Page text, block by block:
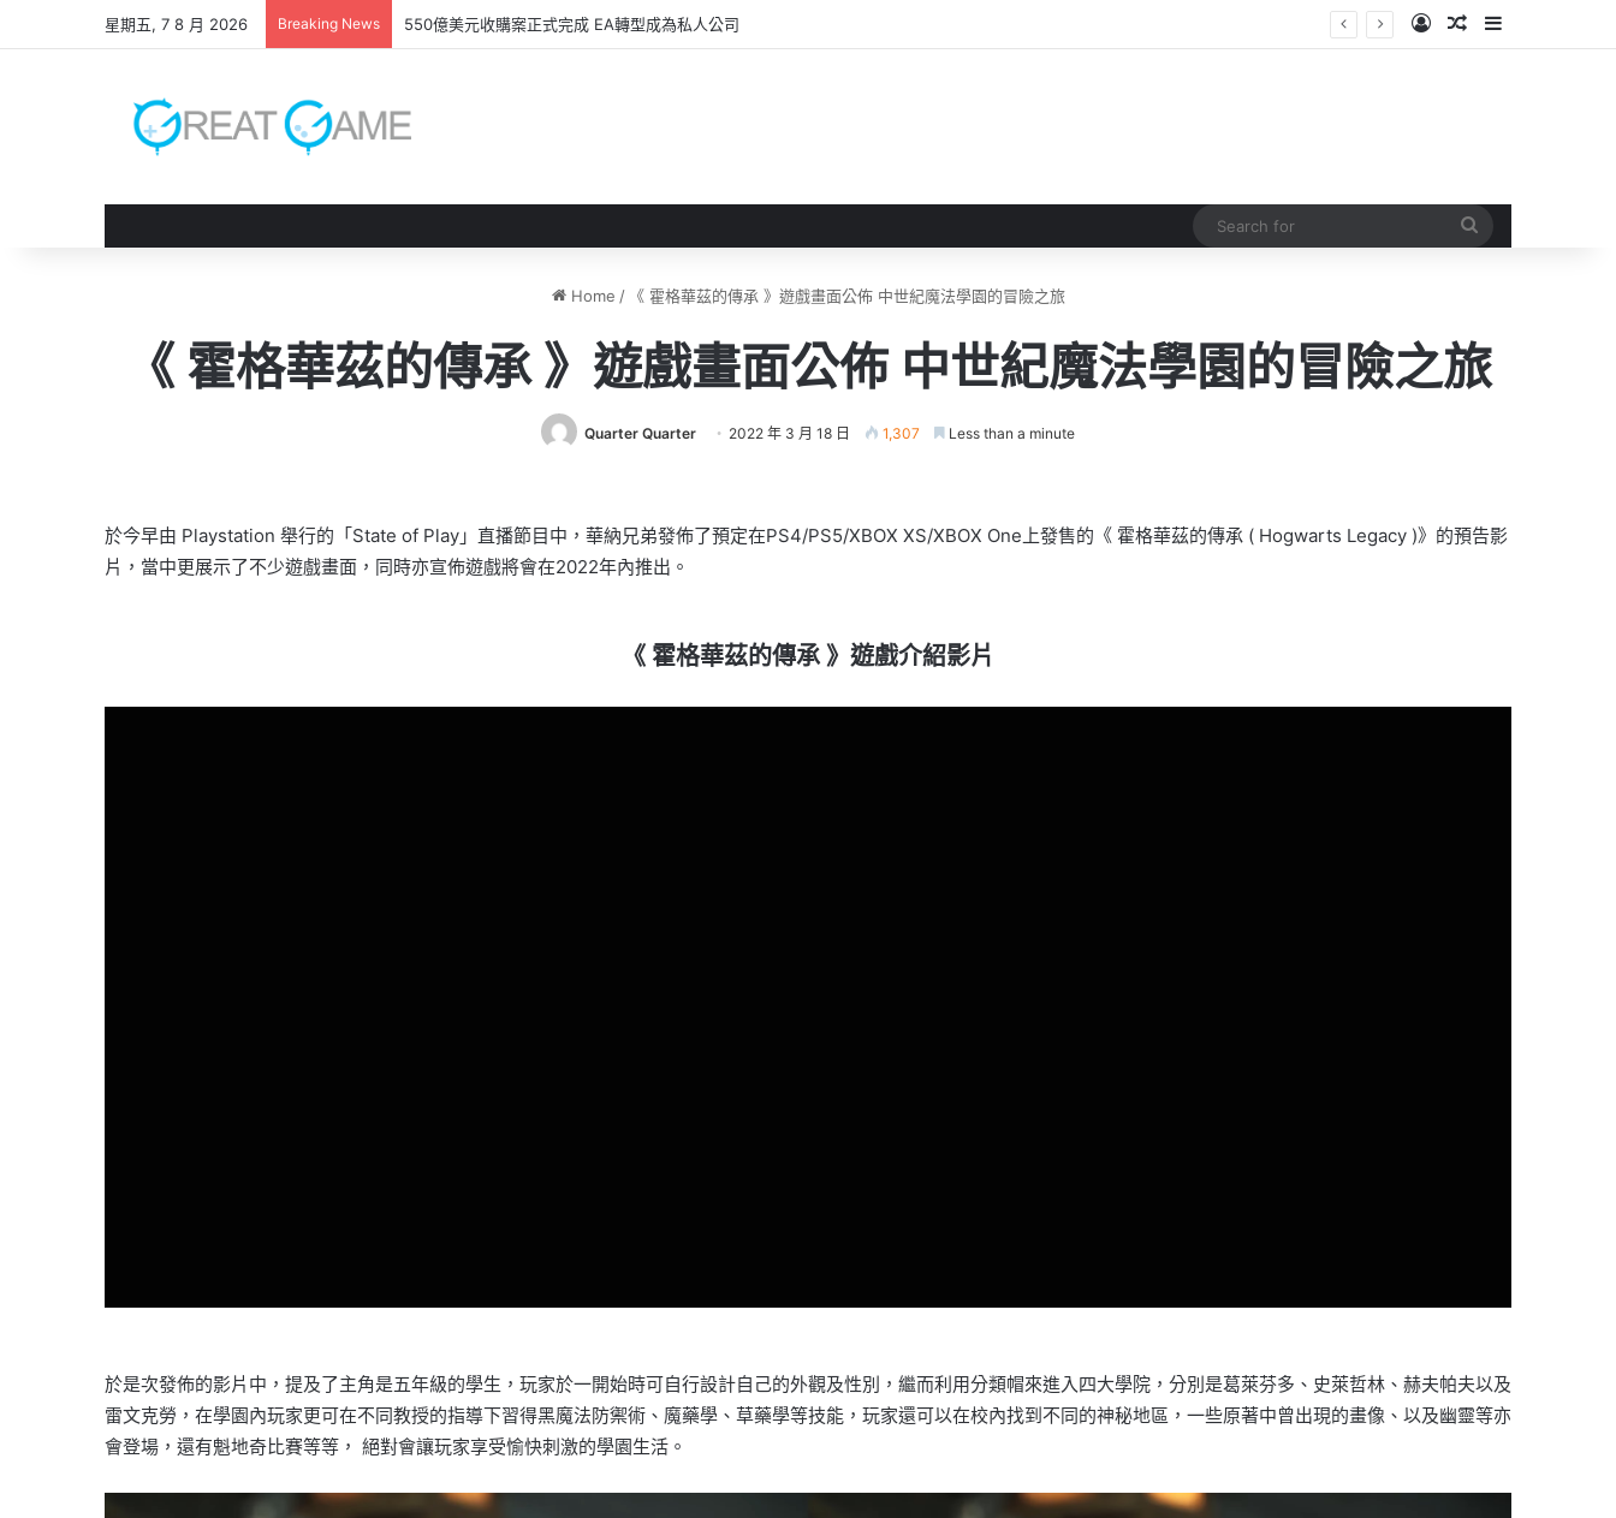
星期五, 7 8 月 2026 Breaking News GAME FREAK全新作品《 轉世之獸 》 遊戲今日正式發售！ Log InRandom Article
Sidebar
Home / 《 霍格華茲的傳承 》遊戲畫面公佈 中世紀魔法學園的冒險之旅
《 霍格華茲的傳承 》遊戲畫面公佈 中世紀魔法學園的冒險之旅
Quarter Quarter 2022 年 3 月 18 日 1,307 Less than a minute
於今早由 Playstation 舉行的「State of Play」直播節目中，華納兄弟發佈了預定在PS4/PS5/XBOX XS/XBOX One上發售的《 霍格華茲的傳承 ( Hogwarts Legacy )》的預告影
片，當中更展示了不少遊戲畫面，同時亦宣佈遊戲將會在2022年內推出。
《 霍格華茲的傳承 》遊戲介紹影片
於是次發佈的影片中，提及了主角是五年級的學生，玩家於一開始時可自行設計自己的外觀及性別，繼而利用分類帽來進入四大學院，分別是葛萊芬多、史萊哲林、赫夫帕夫以及
雷文克勞，在學園內玩家更可在不同教授的指導下習得黑魔法防禦術、魔藥學、草藥學等技能，玩家還可以在校內找到不同的神秘地區，一些原著中曾出現的畫像、以及幽靈等亦
會登場，還有魁地奇比賽等等， 絕對會讓玩家享受愉快刺激的學園生活。